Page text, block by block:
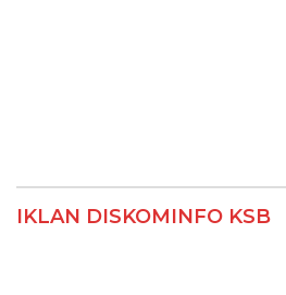
IKLAN DISKOMINFO KSB